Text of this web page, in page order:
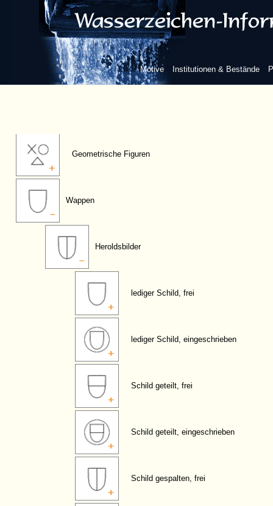
Motive Institutionen & Bestände
Berge/Himmelskörper
Realien
Geometrische Figuren
Wappen
Heroldsbilder
lediger Schild, frei
lediger Schild, eingeschrieben
Schild geteilt, frei
Schild geteilt, eingeschrieben
Schild gespalten, frei